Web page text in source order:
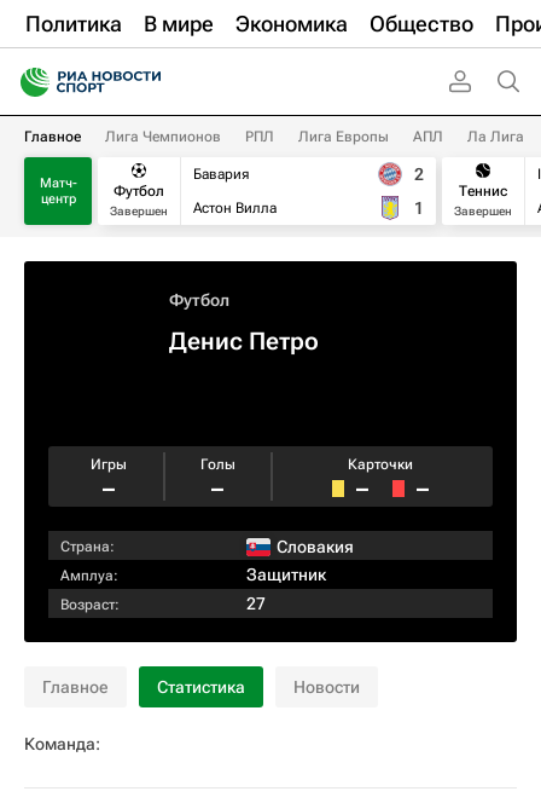
Политика В мире Экономика Общество
Главное Лига Чемпионов РПЛ Лига Европы АПЛ Ла Лига
Матч-
центр
Футбол
Завершен
Бавария
Астон Вилла
2
1
Теннис
Завершен
Футбол
Денис Петро
Игры
–
Голы
–
Карточки
– –
Страна: Словакия
Амплуа: Защитник
Возраст: 27
Главное Статистика Новости
Команда: